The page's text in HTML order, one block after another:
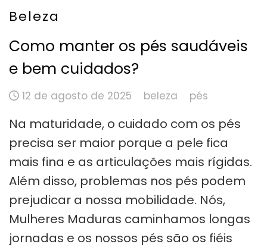
Beleza
Como manter os pés saudáveis
e bem cuidados?
12 de agosto de 2025 beleza pés
Na maturidade, o cuidado com os pés
precisa ser maior porque a pele fica
mais fina e as articulações mais rígidas.
Além disso, problemas nos pés podem
prejudicar a nossa mobilidade. Nós,
Mulheres Maduras caminhamos longas
jornadas e os nossos pés são os fiéis